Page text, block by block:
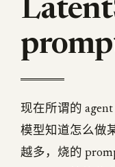
现在所谓的
模型知道怎么做
越多，烧的